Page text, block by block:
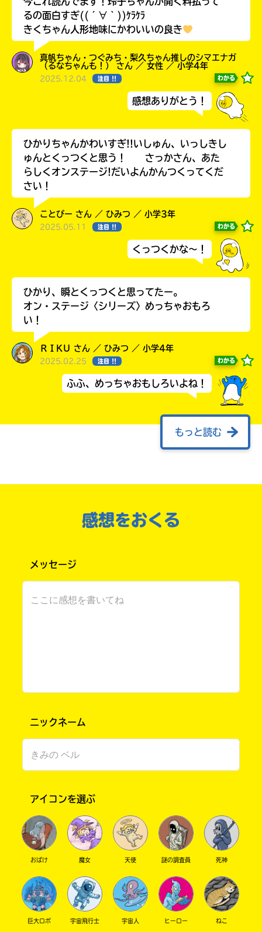
見られる
ギャラリー
自分だけの
本だなが作れる！
キミに
るの面白すぎ((´∀｀))ｹﾗｹﾗ
きくちゃん人形地味にかわいいの良き
真帆ちゃん・つぐみち・梨久ちゃん推しのシマエナガ
（るなちゃんも！） さん ／ 女性 ／ 小学4年
2025.12.04 注目 !! わかる
感想ありがとう！
ひかりちゃんかわいすぎ!!いしゅん、いっしきし
ゅんとくっつくと思う！ さっかさん、あた
らしくオンステージ!だいよんかんつくってくだ
さい！
ことぴー さん ／ ひみつ ／ 小学3年
2025.05.11 注目 !! わかる
くっつくかな～！
ひかり、瞬とくっつくと思ってたー。
オン・ステージ〈シリーズ〉めっちゃおもろ
い！
ＲＩKＵ さん ／ ひみつ ／ 小学4年
2025.02.25 注目 !! わかる
ふふ、めっちゃおもしろいよね！
もっと読む
っ！
アサダニッキ先生の描く，ひかりたちの絵が可
愛くて，大好きです！
3巻，絶対買って読みますね！
し読みでハマったので，勢いで2巻も購入♪とっ
ても面白くて，すぐに読み終わっちゃいました
応援しています
2021.09.17
わー、ありがとう！ こんど、感想も聞かせてね！
なんとあのアサダニッキ先生と高田由紀子先生
がコラボ！
これはもう読むしかないですね！
感想をおくる
メッセージ
ニックネーム
アイコンを選ぶ
おばけ 魔女 天使 謎の調査員 死神
巨大ロボ 宇宙飛行士 宇宙人 ヒーロー ねこ
ご
案
書
店
籍
購
ご
案